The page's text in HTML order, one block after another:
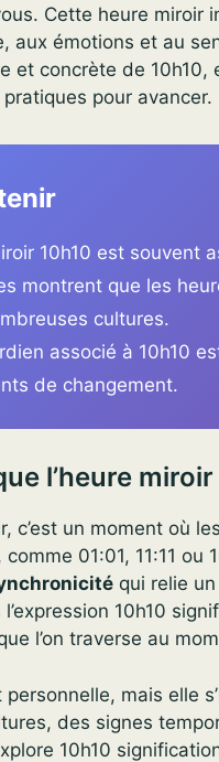
Cette heure miroir
aux émotions et au
et concrète de
pour avancer.
10h10 est souvent
montrent que les
cultures.
associé à 10h10
de changement.
l’heure
c’est un moment où
01:01, 11:11
qui relie
l’expression 10h10
l’on traverse au
personnelle, mais elle
des signes
10h10